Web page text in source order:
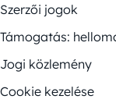
Szerzői jogok
Támogatás:
Jogi közlemény
Cookie kezelése